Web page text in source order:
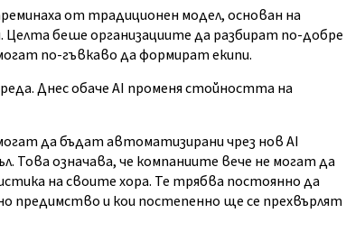
от традиционен модел, основан на
Целта беше организациите да разбират по-добре
по-гъвкаво да формират екипи.
Днес обаче AI променя стойността на
да бъдат автоматизирани чрез нов AI
Това означава, че компаниите вече не могат да
на своите хора. Те трябва постоянно да
предимство и кои постепенно ще се прехвърлят